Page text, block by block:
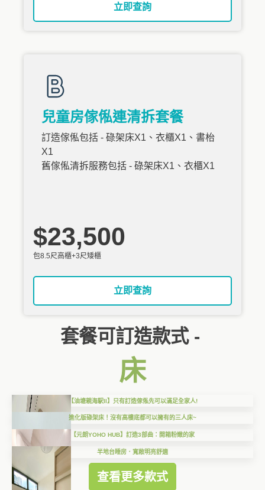
立即查詢
兒童房傢俬連清拆套餐
訂造傢俬包括 - 碌架床X1、衣櫃X1、書枱
X1
舊傢俬清拆服務包括 - 碌架床X1、衣櫃X1
$23,500
包8.5尺高櫃+3尺矮櫃
立即查詢
套餐可訂造款式 -
床
【油塘親海駅II】只有訂造傢俬先可以滿足全家人!
進化版碌架床！沒有高樓底都可以擁有的三人床~
【元朗YOHO HUB】訂造3部曲：開箱粉嫩的家
半地台睡房．寬敞明亮舒適
查看更多款式